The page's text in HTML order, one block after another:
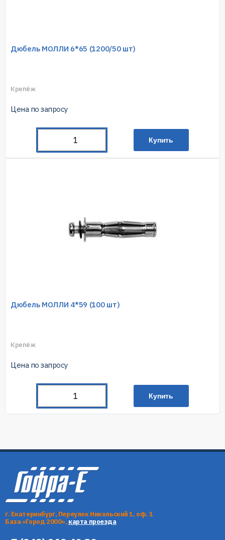
Дюбель МОЛЛИ 6*65 (1200/50 шт)
Крепёж
Цена по запросу
Купить
Дюбель МОЛЛИ 4*59 (100 шт)
Крепёж
Цена по запросу
Купить
г. Екатеринбург, Переулок Никольский 1, оф. 1
База «Город 2000», карта проезда